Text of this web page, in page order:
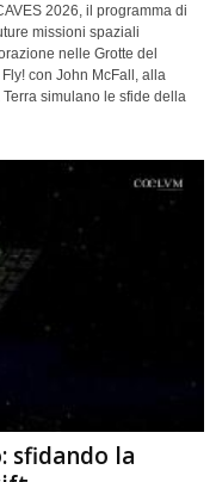
2026, il programma di
missioni spaziali
nelle Grotte del
con John McFall, alla
simulano le sfide della
sfidando la